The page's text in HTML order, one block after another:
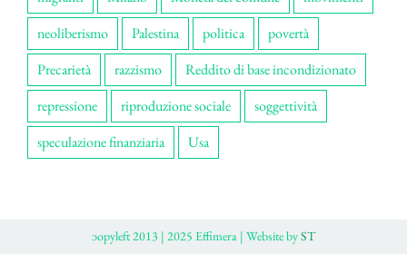
neoliberismo
Palestina politica
povertà
Precarietà
razzismo
Reddito di base incondizionato
repressione
riproduzione sociale
soggettività
speculazione finanziaria
Usa
ɔopyleft 2013 | 2025 Effimera | Website byST